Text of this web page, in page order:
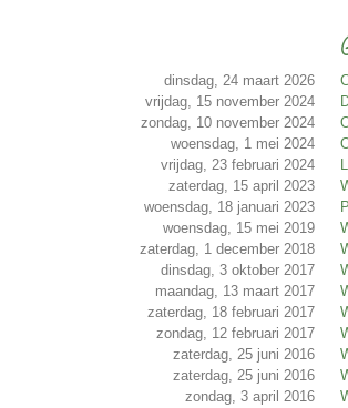
dinsdag, 24 maart 2026
vrijdag, 15 november 2024
zondag, 10 november 2024
woensdag, 1 mei 2024
vrijdag, 23 februari 2024
zaterdag, 15 april 2023
woensdag, 18 januari 2023
woensdag, 15 mei 2019
zaterdag, 1 december 2018
dinsdag, 3 oktober 2017
maandag, 13 maart 2017
zaterdag, 18 februari 2017
zondag, 12 februari 2017
zaterdag, 25 juni 2016
zaterdag, 25 juni 2016
zondag, 3 april 2016